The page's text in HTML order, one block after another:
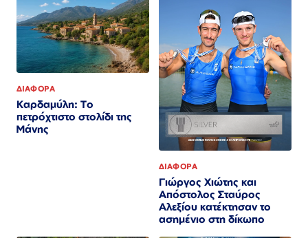
ΔΙΑΦΟΡΑ
Καρδαμύλη: Το
πετρόχτιστο στολίδι της
Μάνης
ΔΙΑΦΟΡΑ
Γιώργος Χιώτης και
Απόστολος Σταύρος
Αλεξίου κατέκτησαν το
ασημένιο στη δίκωπο